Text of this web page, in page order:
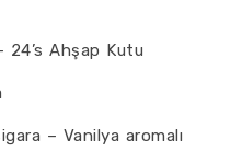
24’s Ahşap Kutu
– Vanilya aromalı